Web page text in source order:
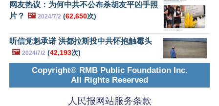
网友热议：为何中共不公布杀胡友平凶手照
片？ 🖼️ 2024/7/2 (62,650次)
听信党魁承诺 洪都拉斯投中共怀抱触霉头
🖼️ 2024/7/2 (42,193次)
Copyright© RMB Public Foundation Inc.
All Rights Reserved
人民报网站服务条款